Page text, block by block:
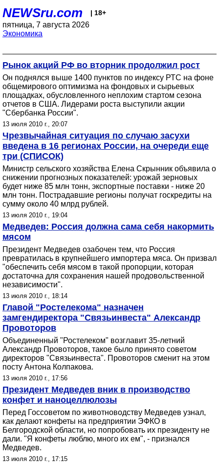
NEWSru.com | 18+
пятница, 7 августа 2026
Экономика
Рынок акций РФ во вторник продолжил рост
Он поднялся выше 1400 пунктов по индексу РТС на фоне
общемирового оптимизма на фондовых и сырьевых
площадках, обусловленного неплохим стартом сезона
отчетов в США. Лидерами роста выступили акции
"Сбербанка России".
13 июля 2010 г., 20:07
Чрезвычайная ситуация по случаю засухи
введена в 16 регионах России, на очереди еще
три (СПИСОК)
Министр сельского хозяйства Елена Скрынник объявила о
снижении прогнозных показателей: урожай зерновых
будет ниже 85 млн тонн, экспортные поставки - ниже 20
млн тонн. Пострадавшие регионы получат госкредиты на
сумму около 40 млрд рублей.
13 июля 2010 г., 19:04
Медведев: Россия должна сама себя накормить
мясом
Президент Медведев озабочен тем, что Россия
превратилась в крупнейшего импортера мяса. Он призвал
"обеспечить себя мясом в такой пропорции, которая
достаточна для сохранения нашей продовольственной
независимости".
13 июля 2010 г., 18:14
Главой "Ростелекома" назначен
замгендиректора "Связьинвеста" Александр
Провоторов
Объединенный "Ростелеком" возглавит 35-летний
Александр Провоторов, такое было принято советом
директоров "Связьинвеста". Провоторов сменит на этом
посту Антона Колпакова.
13 июля 2010 г., 17:56
Президент Медведев вник в производство
конфет и наноцеллюлозы
Перед Госсоветом по животноводству Медведев узнал,
как делают конфеты на предприятии ЭФКО в
Белгородской области, но попробовать их президенту не
дали. "Я конфеты люблю, много их ем", - признался
Медведев.
13 июля 2010 г., 17:15